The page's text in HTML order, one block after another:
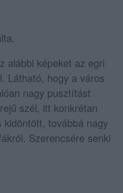
alábbi képeket az egri
Látható, hogy a város
nagy pusztítást
szél, itt konkrétan
továbbá nagy
Szerencsére senki